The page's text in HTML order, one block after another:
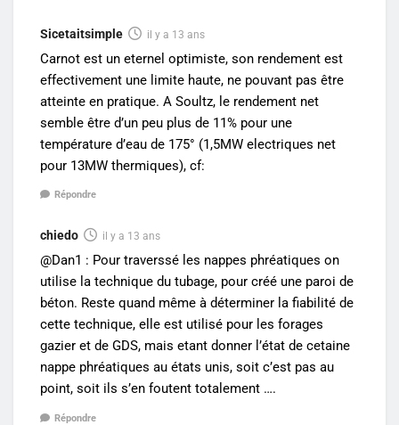
Sicetaitsimple il y a 13 ans
Carnot est un eternel optimiste, son rendement est
effectivement une limite haute, ne pouvant pas être
atteinte en pratique. A Soultz, le rendement net
semble être d’un peu plus de 11% pour une
température d’eau de 175° (1,5MW electriques net
pour 13MW thermiques), cf:
Répondre
chiedo il y a 13 ans
@Dan1 : Pour traverssé les nappes phréatiques on
utilise la technique du tubage, pour créé une paroi de
béton. Reste quand même à déterminer la fiabilité de
cette technique, elle est utilisé pour les forages
gazier et de GDS, mais etant donner l’état de cetaine
nappe phréatiques au états unis, soit c’est pas au
point, soit ils s’en foutent totalement ….
Répondre